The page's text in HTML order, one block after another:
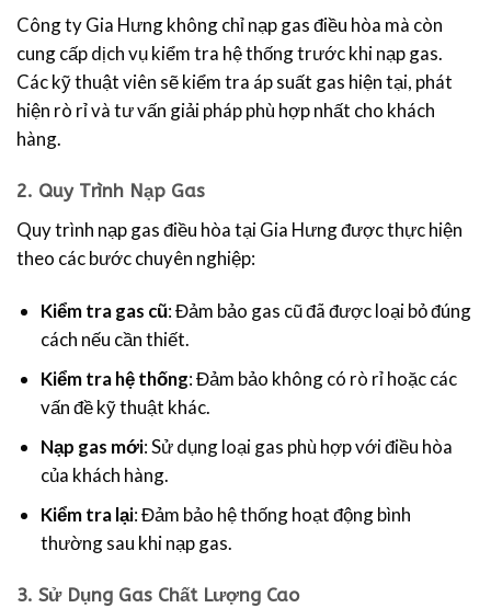
Công ty Gia Hưng không chỉ nạp gas điều hòa mà còn
cung cấp dịch vụ kiểm tra hệ thống trước khi nạp gas.
Các kỹ thuật viên sẽ kiểm tra áp suất gas hiện tại, phát
hiện rò rỉ và tư vấn giải pháp phù hợp nhất cho khách
hàng.
2. Quy Trình Nạp Gas
Quy trình nạp gas điều hòa tại Gia Hưng được thực hiện
theo các bước chuyên nghiệp:
Kiểm tra gas cũ: Đảm bảo gas cũ đã được loại bỏ đúng
cách nếu cần thiết.
Kiểm tra hệ thống: Đảm bảo không có rò rỉ hoặc các
vấn đề kỹ thuật khác.
Nạp gas mới: Sử dụng loại gas phù hợp với điều hòa
của khách hàng.
Kiểm tra lại: Đảm bảo hệ thống hoạt động bình
thường sau khi nạp gas.
3. Sử Dụng Gas Chất Lượng Cao